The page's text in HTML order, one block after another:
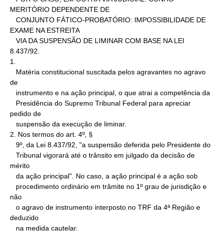
MERITÓRIO DEPENDENTE DE
EXAME NA ESTREITA
8.437/92.
1.
de
pedido de
2. Nos termos do art. 4º, §
mérito
não
deduzido